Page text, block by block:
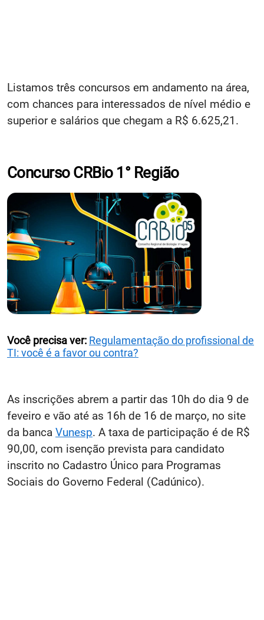
Listamos três concursos em andamento na área,
com chances para interessados de nível médio e
superior e salários que chegam a R$ 6.625,21.
Concurso CRBio 1° Região
Você precisa ver: Regulamentação do profissional de
TI: você é a favor ou contra?
As inscrições abrem a partir das 10h do dia 9 de
feveiro e vão até as 16h de 16 de março, no site
da banca Vunesp. A taxa de participação é de R$
90,00, com isenção prevista para candidato
inscrito no Cadastro Único para Programas
Sociais do Governo Federal (Cadúnico).